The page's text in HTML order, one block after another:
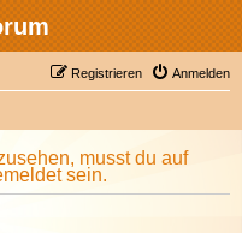
Anmelden
Registrieren
musst du auf
sein.